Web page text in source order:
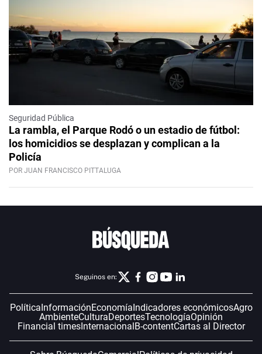
Seguridad Pública
La rambla, el Parque Rodó o un estadio de fútbol:
los homicidios se desplazan y complican a la
Policía
POR JUAN FRANCISCO PITTALUGA
Seguinos en:
Política InformaciónEconomía Indicadores económicosAgro
AmbienteCulturaDeportesTecnologíaOpinión
Financial timesInternacional B-contentCartas al Director